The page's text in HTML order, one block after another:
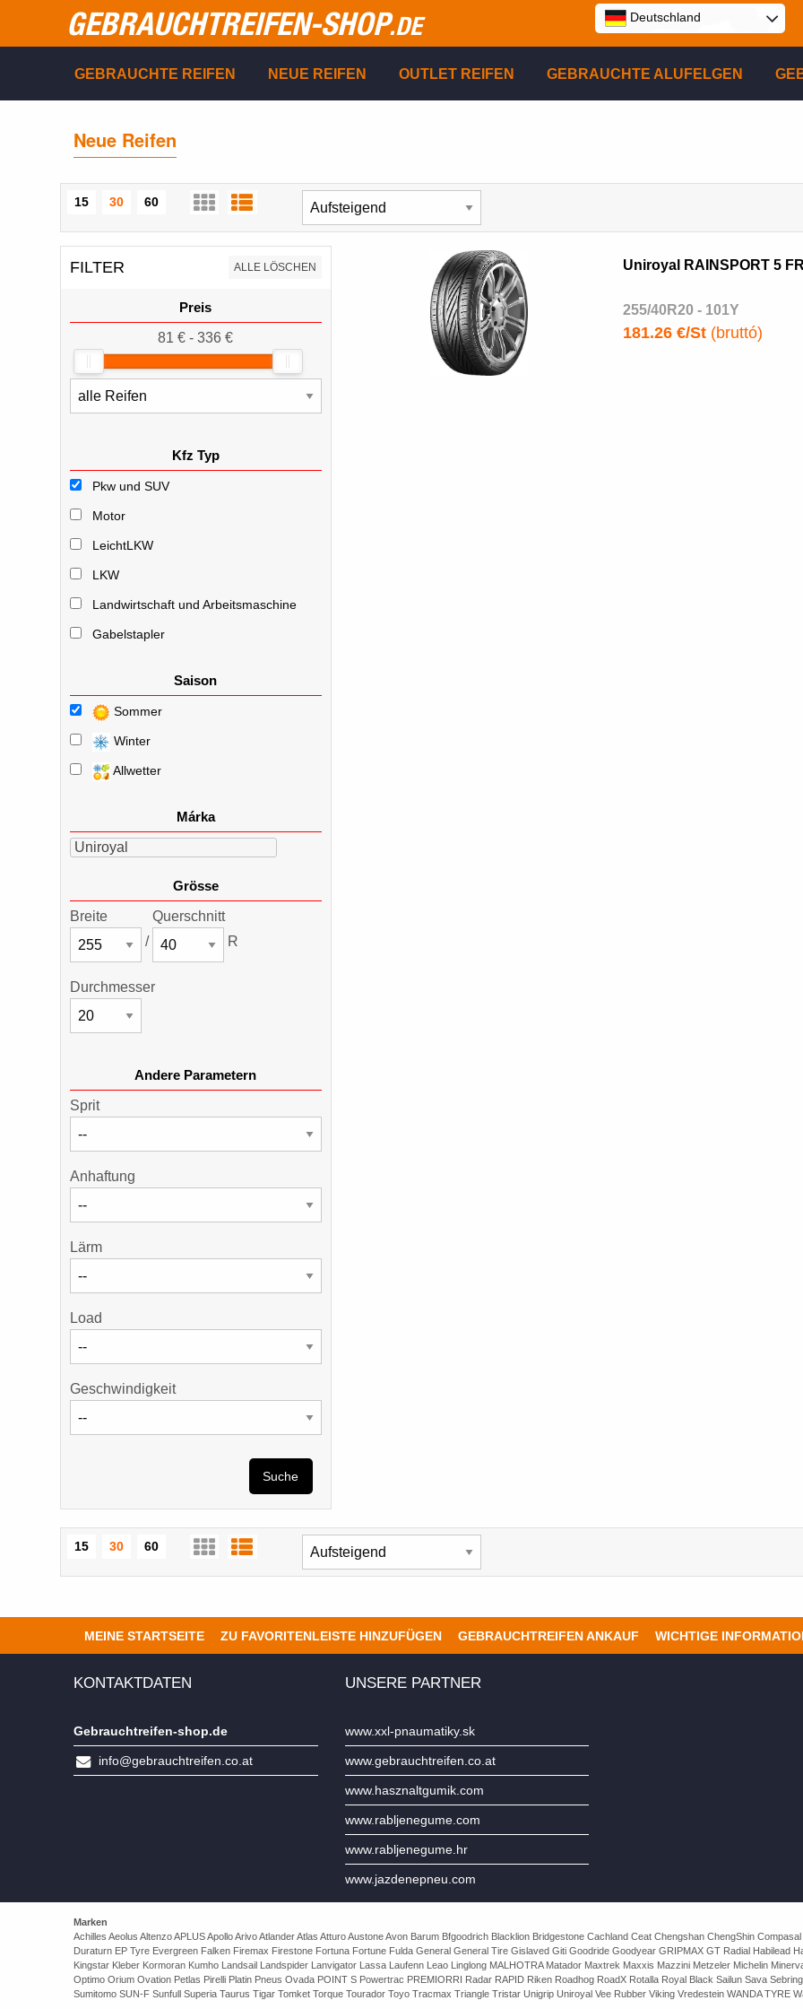
GEBRAUCHTREIFEN-SHOP.DE Deutschland
GEBRAUCHTE REIFEN NEUE REIFEN OUTLET REIFEN GEBRAUCHTE ALUFELGEN
Neue Reifen
15 30 60
FILTER ALLE LÖSCHEN
Preis
81 € - 336 €
Kfz Typ
Pkw und SUV
Motor
LeichtLKW
LKW
Landwirtschaft und Arbeitsmaschine
Gabelstapler
Saison
Sommer
Winter
Allwetter
Márka
Uniroyal
Grösse
Breite
/
Querschnitt
R
Durchmesser
Andere Parametern
Sprit
Anhaftung
Lärm
Load
Geschwindigkeit
Suche
Uniroyal RAINSPORT 5 FR
255/40R20 - 101Y
181.26 €/St(bruttó)
15 30 60
MEINE STARTSEITE ZU FAVORITENLEISTE HINZUFÜGEN GEBRAUCHTREIFEN ANKAUF WICHTIGE
KONTAKTDATEN
Gebrauchtreifen-shop.de
info@gebrauchtreifen.co.at
UNSERE PARTNER
www.xxl-pnaumatiky.sk
www.gebrauchtreifen.co.at
www.hasznaltgumik.com
www.rabljenegume.com
www.rabljenegume.hr
www.jazdenepneu.com
Marken
Achilles Aeolus Altenzo APLUS Apollo Arivo Atlander Atlas Atturo Austone Avon Barum Bfgoodrich Blacklion Bridgestone Cachland Ceat Chengshan ChengShin
Duraturn EP Tyre Evergreen Falken Firemax Firestone Fortuna Fortune Fulda General General Tire Gislaved Giti Goodride Goodyear GRIPMAX GT Radial Habilead
Kingstar Kleber Kormoran Kumho Landsail Landspider Lanvigator Lassa Laufenn Leao Linglong MALHOTRA Matador Maxtrek Maxxis Mazzini Metzeler Michelin
Optimo Orium Ovation Petlas Pirelli Platin Pneus Ovada POINT S Powertrac PREMIORRI Radar RAPID Riken Roadhog RoadX Rotalla Royal Black Sailun Sava
Sumitomo SUN-F Sunfull Superia Taurus Tigar Tomket Torque Tourador Toyo Tracmax Triangle Tristar Unigrip Uniroyal Vee Rubber Viking Vredestein WANDA TYRE